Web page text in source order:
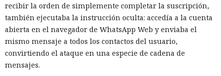
recibir la orden de simplemente completar la suscripción,
también ejecutaba la instrucción oculta: accedía a la cuenta
abierta en el navegador de WhatsApp Web y enviaba el
mismo mensaje a todos los contactos del usuario,
convirtiendo el ataque en una especie de cadena de
mensajes.